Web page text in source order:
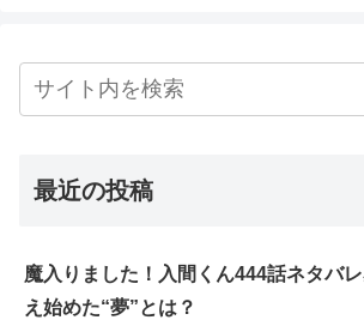
最近の投稿
魔入りました！入間くん444話ネタバ
え始めた“夢”とは？